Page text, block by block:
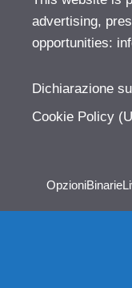
advertising,
opportunities:
Dichiarazione
Cookie Policy